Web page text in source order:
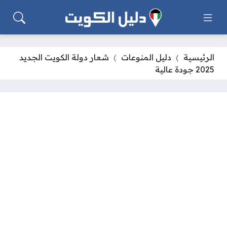
الرئيسية دليل المنوعات
شعار دولة الكويت الجديد
2025 جودة عالية